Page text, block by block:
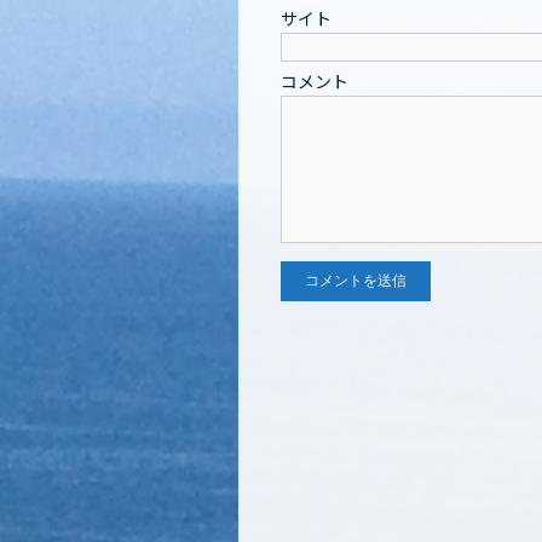
サイト
コメント